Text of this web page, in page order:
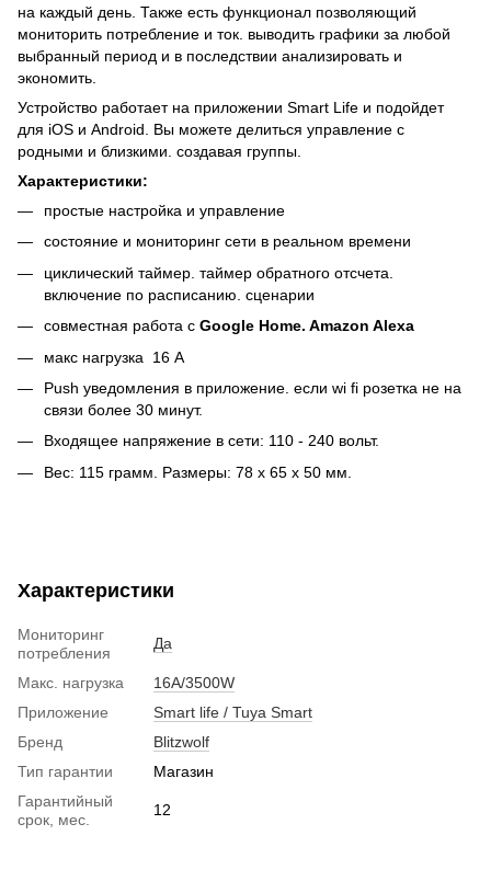
на каждый день. Также есть функционал позволяющий
мониторить потребление и ток. выводить графики за любой
выбранный период и в последствии анализировать и
экономить.
Устройство работает на приложении Smart Life и подойдет
для iOS и Android. Вы можете делиться управление с
родными и близкими. создавая группы.
Характеристики:
простые настройка и управление
состояние и мониторинг сети в реальном времени
циклический таймер. таймер обратного отсчета.
включение по расписанию. сценарии
совместная работа с Google Home. Amazon Alexa
макс нагрузка 16 А
Push уведомления в приложение. если wi fi розетка не на
связи более 30 минут.
Входящее напряжение в сети: 110 - 240 вольт.
Вес: 115 грамм. Размеры: 78 х 65 х 50 мм.
Характеристики
Мониторинг
потребления
Да
Макс. нагрузка
16A/3500W
Приложение
Smart life / Tuya Smart
Бренд
Blitzwolf
Тип гарантии
Магазин
Гарантийный
срок, мес.
12